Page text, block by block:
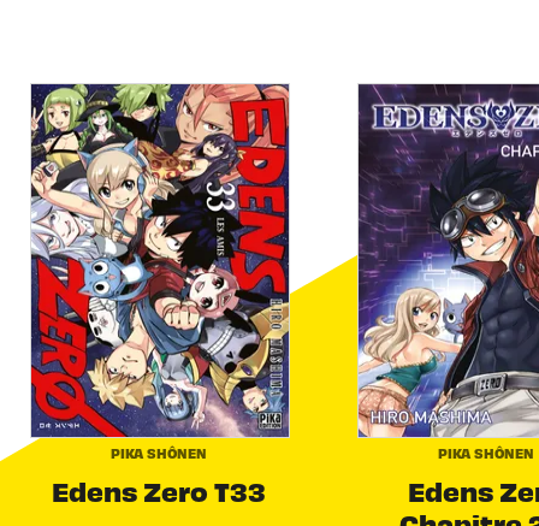
PIKA SHÔNEN
Edens Zero T33
PIKA SHÔNEN
Edens